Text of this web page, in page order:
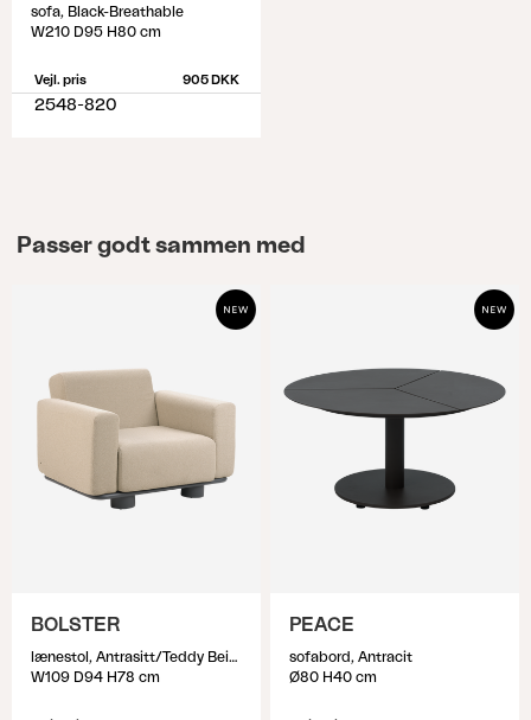
sofa, Black-Breathable
W210 D95 H80 cm
Vejl. pris 905 DKK
2548-820
Passer godt sammen med
BOLSTER
lænestol, Antrasitt/Teddy Beige
W109 D94 H78 cm
PEACE
sofabord, Antracit
Ø80 H40 cm